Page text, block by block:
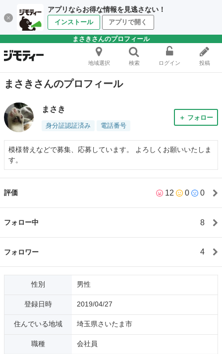
アプリならお得な情報を見逃さない！
インストール アプリで開く
まさきさんのプロフィール
地域選択 検索 ログイン 投稿
まさきさんのプロフィール
まさき
身分証認証済み 電話番号
＋ フォロー
模様替えなどで募集、応募しています。 よろしくお願いいたしま
す。
評価 12 0 0
フォロー中 8
フォロワー 4
性別 男性
登録日時 2019/04/27
住んでいる地域 埼玉県さいたま市
職種 会社員